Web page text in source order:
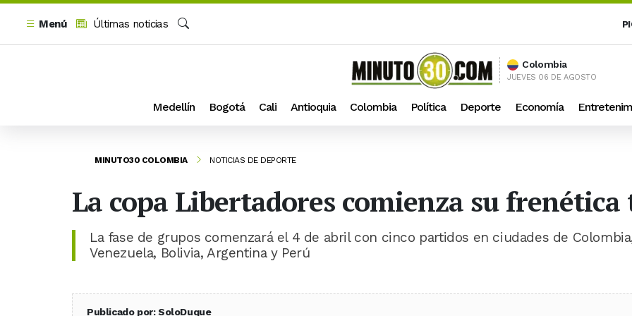
Menú
Últimas noticias
Colombia
JUEVES 06 DE AGOSTO
Medellín Bogotá Cali Antioquia Colombia Política Deporte Economía
MINUTO30 COLOMBIA NOTICIAS DE DEPORTE
La copa Libertadores comienza su frenética
La fase de grupos comenzará el 4 de abril con cinco partidos en ciudades de
Venezuela, Bolivia, Argentina y Perú
Publicado por: SoloDuque